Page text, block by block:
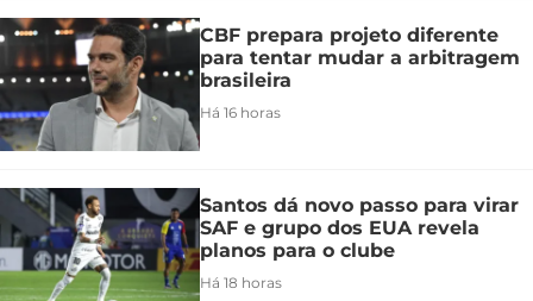
CBF prepara projeto diferente
para tentar mudar a arbitragem
brasileira
Há 16 horas
Santos dá novo passo para virar
SAF e grupo dos EUA revela
planos para o clube
Há 18 horas